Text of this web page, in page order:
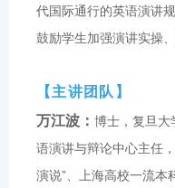
代国际通行的英语演讲
鼓励学生加强演讲实操
【主讲团队】
万江波： 博士，复旦
语演讲与辩论中心主任
演说”、上海高校一流本